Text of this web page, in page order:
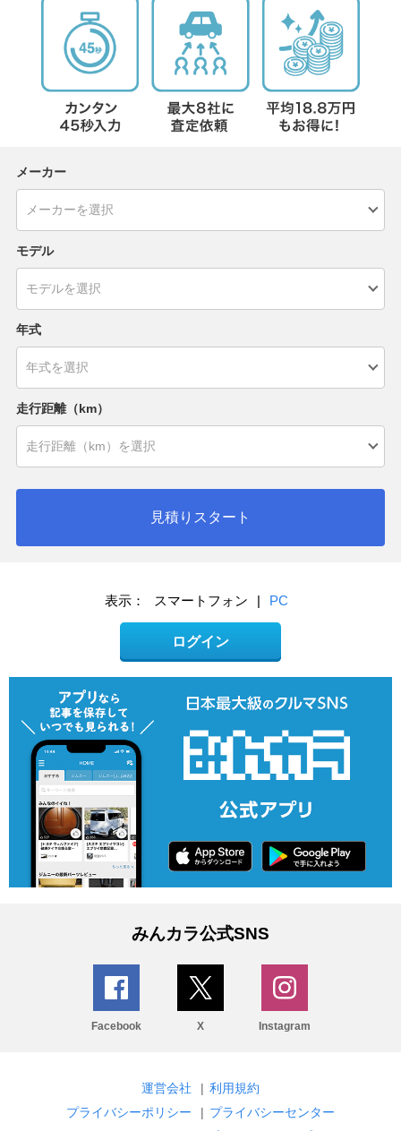
メーカー
モデル
年式
走行距離（km）
見積りスタート
表示： スマートフォン | PC
ログイン
みんカラ公式SNS
Facebook X Instagram
運営会社 | 利用規約
プライバシーポリシー
| プライバシーセンター